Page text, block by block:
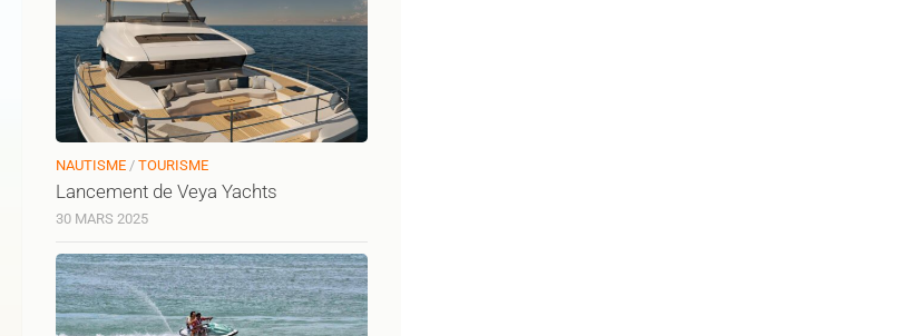
NAUTISME / TOURISME
Lancement de Veya Yachts
30 MARS 2025